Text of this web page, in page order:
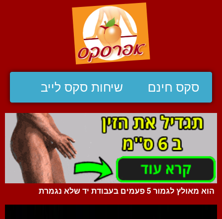
סקס חינם שיחות סקס לייב
הוא מאולץ לגמור 5 פעמים בעבודת יד שלא נגמרת